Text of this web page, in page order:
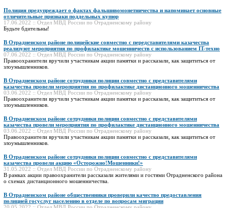
Полиция предупреждает о фактах фальшивомонетничества и напоминает основные
отличительные признаки поддельных купюр
17.06.2022 :: Отдел МВД России по Отрадненскому району
Будьте бдительны!
В Отрадненском районе полицейские совместно с передставителями казачества
реализуют мероприятия по профилактике мошенничеств с использованием IT-техно
07.06.2022 :: Отдел МВД России по Отрадненскому району
Правоохранители вручили участникам акции памятки и рассказали, как защититься от
злоумышленников.
В Отрадненском районе сотрудники полиции совместно с представителями
казачества провели мероприятия по профилактике дистанционного мошенничества
03.06.2022 :: Отдел МВД России по Отрадненскому району
Правоохранители вручили участникам акции памятки и рассказали, как защититься от
злоумышленников.
В Отрадненском районе сотрудники полиции совместно с представителями
казачества провели мероприятия по профилактике дистанционного мошенничества
03.06.2022 :: Отдел МВД России по Отрадненскому району
Правоохранители вручили участникам акции памятки и рассказали, как защититься от
злоумышленников.
В Отрадненском районе сотрудники полиции совместно с представителями
казачества провели акцию «Осторожно!Мошенники!»
31.05.2022 :: Отдел МВД России по Отрадненскому району
В рамках акции правоохранители рассказали жителями и гостями Отрадненского района
о схемах дистанционного мошенничества.
В Отрадненском районе общественники проверили качество предоставления
полицией госуслуг населению в отделе по вопросам миграции